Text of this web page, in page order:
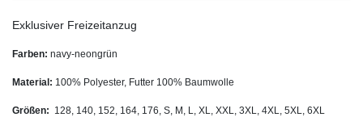
Exklusiver Freizeitanzug
Farben: navy-neongrün
Material: 100% Polyester, Futter 100% Baumwolle
Größen: 128, 140, 152, 164, 176, S, M, L, XL, XXL, 3XL, 4XL, 5XL, 6XL